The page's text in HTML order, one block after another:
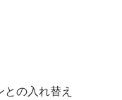
の入れ替え